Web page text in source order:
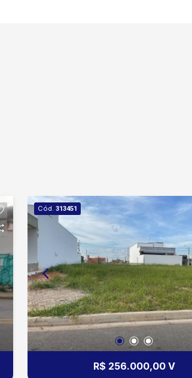
Cód. 313451
R$ 256.000,00 V